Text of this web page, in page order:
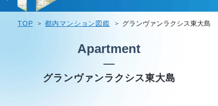
TOP 都内マンション図鑑 グランヴァンラクシス東大島
Apartment
グランヴァンラクシス東大島